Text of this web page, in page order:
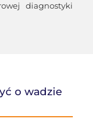
diagnostyki
o wadzie